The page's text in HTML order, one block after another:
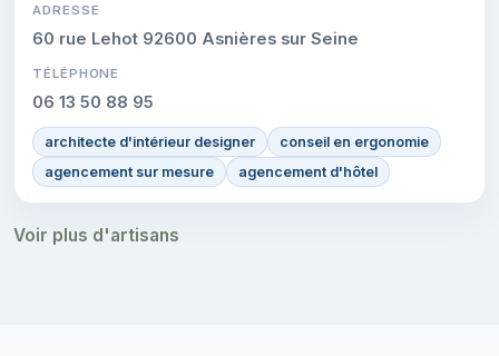
ADRESSE
60 rue Lehot 92600 Asnières sur Seine
TÉLÉPHONE
06 13 50 88 95
architecte d'intérieur designer
conseil en ergonomie
agencement sur mesure
agencement d'hôtel
Voir plus d'artisans